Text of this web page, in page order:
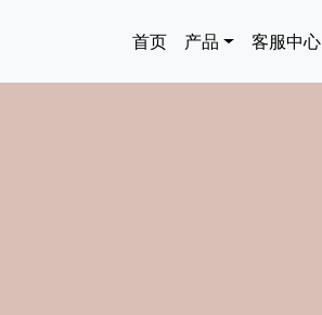
Main navigation
首页 产品 客服中心